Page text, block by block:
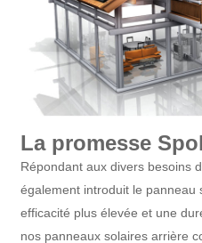
La promesse
Répondant aux divers besoins
également introduit le panneau
efficacité plus élevée et une
nos panneaux solaires arrière